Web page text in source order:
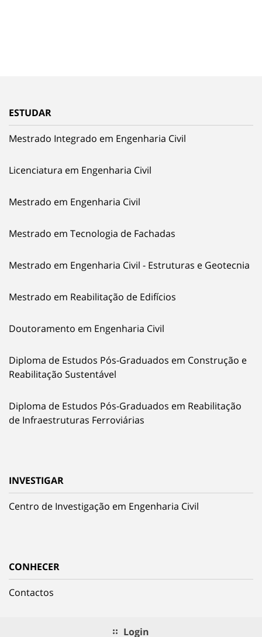
ESTUDAR
Mestrado Integrado em Engenharia Civil
Licenciatura em Engenharia Civil
Mestrado em Engenharia Civil
Mestrado em Tecnologia de Fachadas
Mestrado em Engenharia Civil - Estruturas e Geotecnia
Mestrado em Reabilitação de Edifícios
Doutoramento em Engenharia Civil
Diploma de Estudos Pós-Graduados em Construção e
Reabilitação Sustentável
Diploma de Estudos Pós-Graduados em Reabilitação
de Infraestruturas Ferroviárias
INVESTIGAR
Centro de Investigação em Engenharia Civil
CONHECER
Contactos
Login